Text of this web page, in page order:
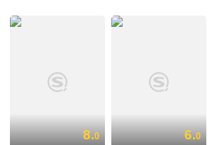
8.0 6.0